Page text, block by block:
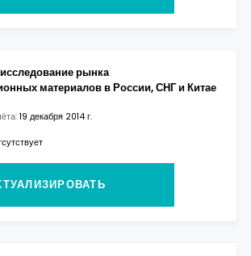
рынка
материалов в России, СНГ и Китае
19 декабря 2014 г.